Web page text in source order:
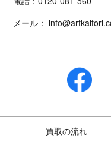
メール：
買取の流れ